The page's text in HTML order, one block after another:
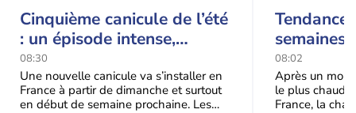
Cinquième canicule de l’été
: un épisode intense,
durable et étendu la
semaine prochaine
08:30
Une nouvelle canicule va s’installer en
France à partir de dimanche et surtout
en début de semaine prochaine. Les
Tendance
semaines
septembre
08:02
Après un
le plus chaud
France, la